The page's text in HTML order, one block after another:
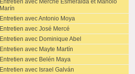
Entretien avec Merche Esmeralda et Manolo
Marín
Entretien avec Antonio Moya
Entretien avec José Mercé
Entretien avec Dominique Abel
Entretien avec Mayte Martín
Entretien avec Belén Maya
Entretien avec Israel Galván